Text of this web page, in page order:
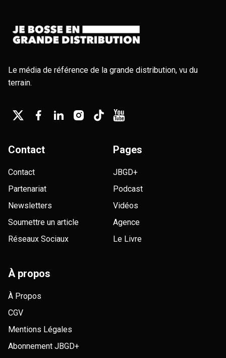
Le média de référence de la grande distribution, vu du
terrain.
Contact
Contact
Partenariat
Newsletters
Soumettre un article
Réseaux Sociaux
Pages
JBGD+
Podcast
Vidéos
Agence
Le Livre
À propos
À Propos
CGV
Mentions Légales
Abonnement JBGD+